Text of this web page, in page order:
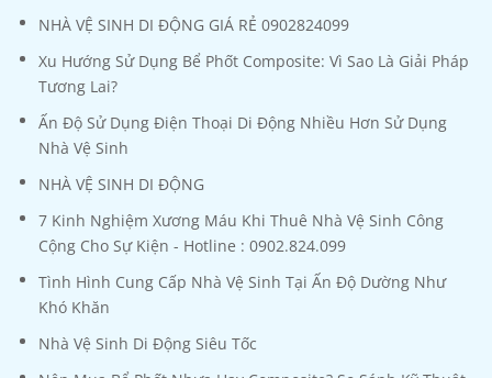
NHÀ VỆ SINH DI ĐỘNG GIÁ RẺ 0902824099
Xu Hướng Sử Dụng Bể Phốt Composite: Vì Sao Là Giải Pháp
Tương Lai?
Ấn Độ Sử Dụng Điện Thoại Di Động Nhiều Hơn Sử Dụng
Nhà Vệ Sinh
NHÀ VỆ SINH DI ĐỘNG
7 Kinh Nghiệm Xương Máu Khi Thuê Nhà Vệ Sinh Công
Cộng Cho Sự Kiện - Hotline : 0902.824.099
Tình Hình Cung Cấp Nhà Vệ Sinh Tại Ấn Độ Dường Như
Khó Khăn
Nhà Vệ Sinh Di Động Siêu Tốc